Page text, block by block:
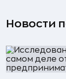
Новости